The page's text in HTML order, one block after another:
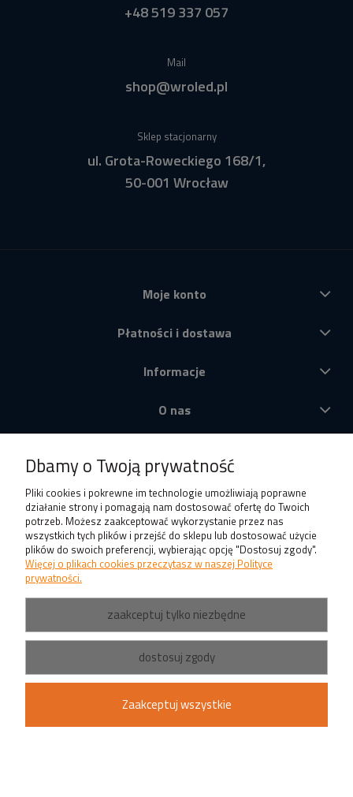
+48 519 337 057
Mail
shop@wroled.pl
Sklep stacjonarny
ul. Grota-Roweckiego 168/1,
50-001 Wrocław
Moje konto
Płatności i dostawa
Informacje
O nas
Dbamy o Twoją prywatność
Pliki cookies i pokrewne im technologie umożliwiają poprawne
działanie strony i pomagają nam dostosować ofertę do Twoich
potrzeb. Możesz zaakceptować wykorzystanie przez nas
wszystkich tych plików i przejść do sklepu lub dostosować użycie
plików do swoich preferencji, wybierając opcję "Dostosuj zgody".
Więcej o plikach cookies przeczytasz w naszej Polityce
prywatności.
zaakceptuj tylko niezbędne
dostosuj zgody
Zaakceptuj wszystkie